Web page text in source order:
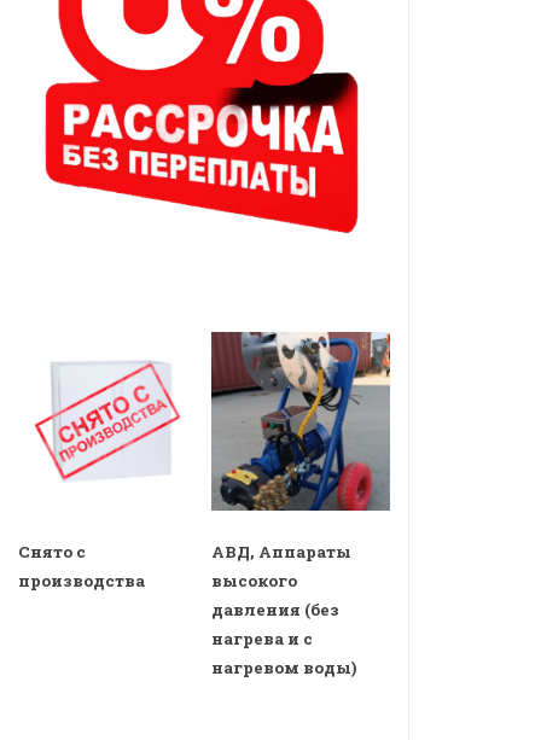
Снято с
производства
АВД, Аппараты
высокого
давления (без
нагрева и с
нагревом воды)